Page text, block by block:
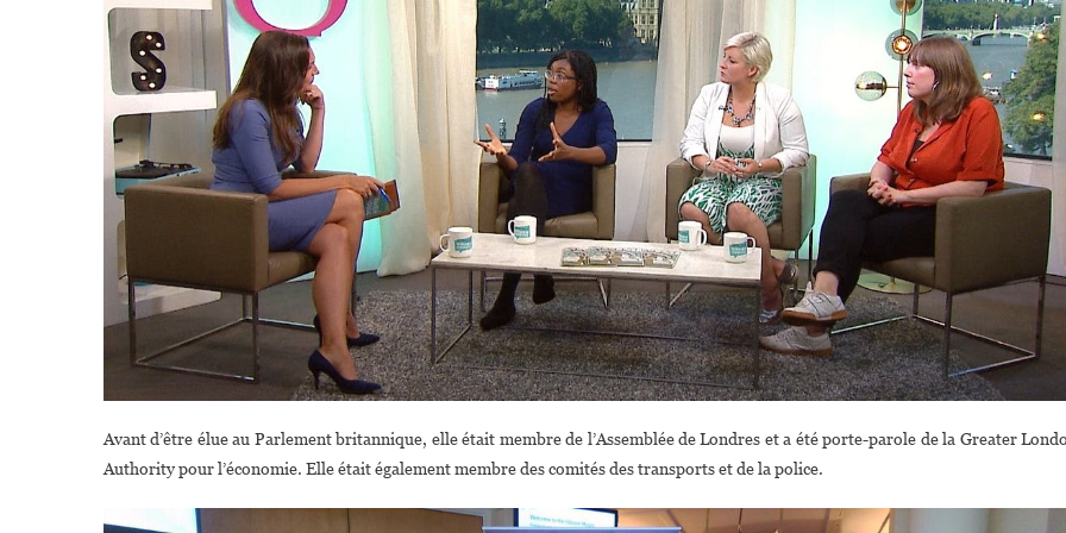
Avant d’être élue au Parlement britannique, elle était membre de l’Assemblée de Londres et a été porte-parole de la Greater
Authority pour l’économie. Elle était également membre des comités des transports et de la police.